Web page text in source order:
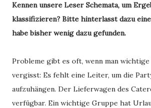
Kennen unsere Leser Schemata, um
klassifizieren? Bitte hinterlasst dazu
habe bisher wenig dazu gefunden.
Probleme gibt es oft, wenn man
vergisst: Es fehlt eine Leiter, um die
aufzuhängen. Der Lieferwagen des
verfügbar. Ein wichtige Gruppe hat